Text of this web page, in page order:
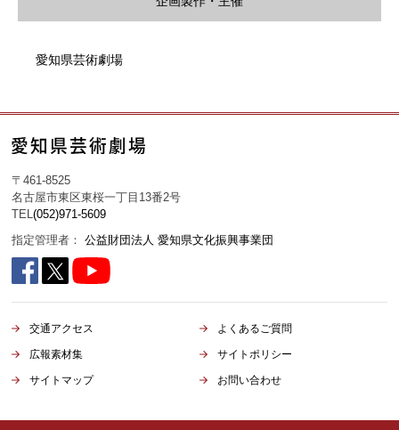
〒461-8525
名古屋市東区東桜一丁目13番2号
TEL(052)971-5609
指定管理者：公益財団法人 愛知県文化振興事業団
交通アクセス よくあるご質問
広報素材集 サイトポリシー
サイトマップ お問い合わせ